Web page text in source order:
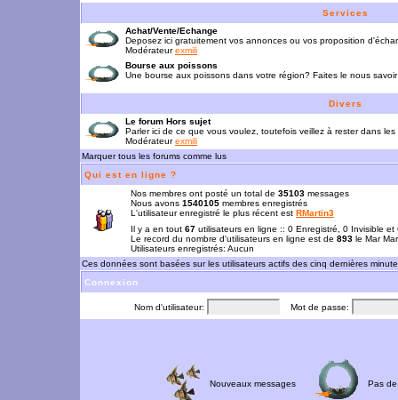
Services
Achat/Vente/Echange
Deposez ici gratuitement vos annonces ou vos proposition
Modérateurexmili
Bourse aux poissons
Une bourse aux poissons dans votre région? Faites le nous savoir
Divers
Le forum Hors sujet
Parler ici de ce que vous voulez, toutefois veillez à rester dans les
Modérateurexmili
Marquer tous les forums comme lus
Qui est en ligne ?
Nos membres ont posté un total de 35103 messages
Nous avons 1540105 membres enregistrés
L'utilisateur enregistré le plus récent est RMartin3
Il y a en tout 67 utilisateurs en ligne :: 0 Enregistré, 0 Invisible
Le record du nombre d'utilisateurs en ligne est de 893 le Mar
Utilisateurs enregistrés: Aucun
Ces données sont basées sur les utilisateurs actifs des cinq dernières
Connexion
Nom d'utilisateur: Mot de passe:
Nouveaux messages Pas